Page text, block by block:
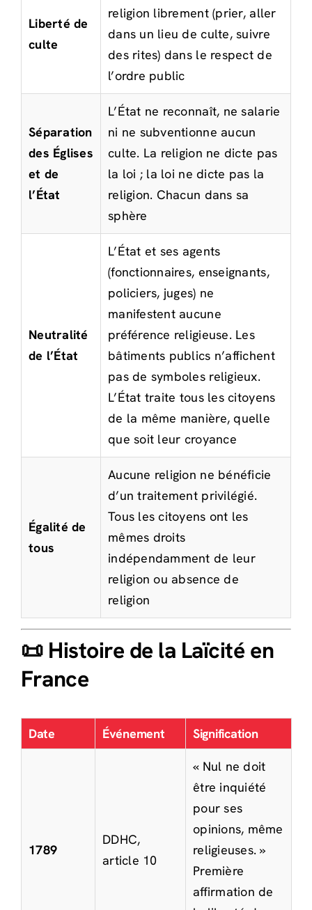
Liberté de
culte
religion librement (prier, aller
dans un lieu de culte, suivre
des rites) dans le respect de
l’ordre public
Séparation
des Églises
et de
l’État
L’État ne reconnaît, ne salarie
ni ne subventionne aucun
culte. La religion ne dicte pas
la loi ; la loi ne dicte pas la
religion. Chacun dans sa
sphère
Neutralité
de l’État
L’État et ses agents
(fonctionnaires, enseignants,
policiers, juges) ne
manifestent aucune
préférence religieuse. Les
bâtiments publics n’affichent
pas de symboles religieux.
L’État traite tous les citoyens
de la même manière, quelle
que soit leur croyance
Égalité de
tous
Aucune religion ne bénéficie
d’un traitement privilégié.
Tous les citoyens ont les
mêmes droits
indépendamment de leur
religion ou absence de
religion
📜 Histoire de la Laïcité en
France
Date Événement Signification
1789
DDHC,
article 10
« Nul ne doit
être inquiété
pour ses
opinions, même
religieuses. »
Première
affirmation de